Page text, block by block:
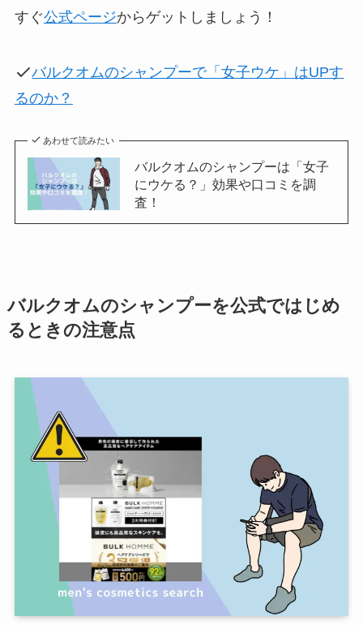
すぐ公式ページからゲットしましょう！
バルクオムのシャンプーで「女子ウケ」はUPす
るのか？
あわせて読みたい
バルクオムのシャンプーは「女子
にウケる？」効果や口コミを調
査！
バルクオムのシャンプーを公式ではじめ
るときの注意点